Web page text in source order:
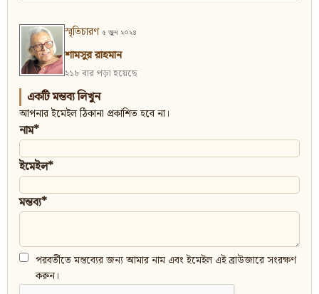
স্মৃতিচারণ ৫ জুন ২০২৪
শামসুর রাহমান
২১৮ বার পড়া হয়েছে
একটি মন্তব্য লিখুন
আপনার ইমেইল ঠিকানা প্রকাশিত হবে না।
নাম*
ইমেইল*
মন্তব্য*
পরবর্তীতে মন্তব্যের জন্য আমার নাম এবং ইমেইল এই ব্রাউজারে সংরক্ষণ
করুন।